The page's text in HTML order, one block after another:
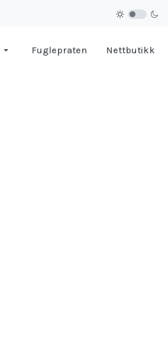
Fuglepraten Nettbutikk